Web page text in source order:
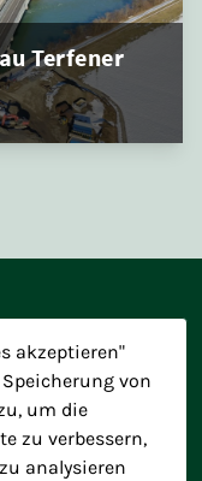
Terfener
ZT GmbH
akzeptieren"
von
um die
zu verbessern,
analysieren